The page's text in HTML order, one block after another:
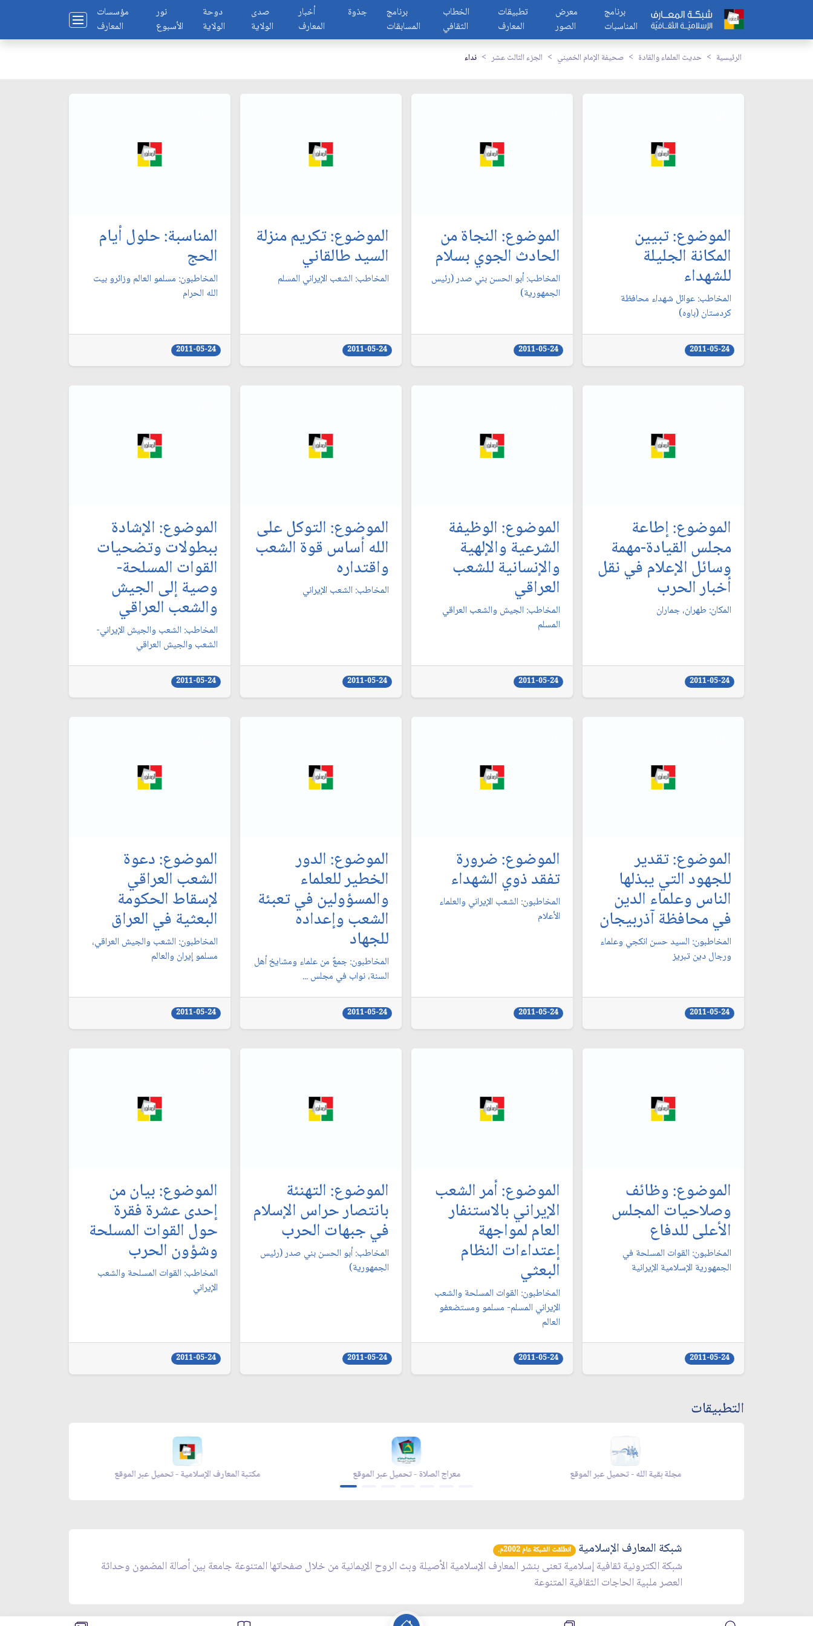
مؤسسات
المعارف
نور
الأسبوع
دوحة
الولاية
صدى
الولاية
أخبار
المعارف
جذوة
برنامج
المسابقات
الخطاب
الثقافي
تطبيقات
المعارف
معرض
الصور
برنامج
المناسبات
الرئيسية حديث العلماء والقادة صحيفة الإمام الخميني الجزء الثالث عشر نداء
الموضوع: تبيين
المكانة الجليلة
للشهداء
المخاطب: عوائل شهداء محافظة
كردستان (باوه)
2011-05-24
الموضوع: النجاة من
الحادث الجوي بسلام‏
المخاطب: أبو الحسن بني صدر (رئيس
الجمهورية)
2011-05-24
الموضوع: تكريم منزلة
السيد طالقاني‏
المخاطب: الشعب الإيراني المسلم‏
2011-05-24
المناسبة: حلول أيام
الحج‏
المخاطبون: مسلمو العالم وزائرو بيت
الله الحرام‏
2011-05-24
الموضوع: إطاعة
مجلس القيادة-مهمة
وسائل الإعلام في نقل
أخبار الحرب
المكان: طهران، جماران‏
2011-05-24
الموضوع: الوظيفة
الشرعية والإلهية
والإنسانية للشعب
العراقي‏
المخاطب: الجيش والشعب العراقي
المسلم‏
2011-05-24
الموضوع: التوكل على
الله أساس قوة الشعب
واقتداره‏
المخاطب: الشعب الإيراني‏
2011-05-24
الموضوع: الإشادة
ببطولات وتضحيات
القوات المسلحة-
وصية إلى الجيش
والشعب العراقي‏
المخاطب: الشعب والجيش الإيراني-
الشعب والجيش العراقي‏
2011-05-24
الموضوع: تقدير
للجهود التي يبذلها
الناس وعلماء الدين
في محافظة آذربيجان‏
المخاطبون: السيد حسن انكجي وعلماء
ورجال دين تبريز
2011-05-24
الموضوع: ضرورة
تفقد ذوي الشهداء
المخاطبون: الشعب الإيراني والعلماء
الأعلام‏
2011-05-24
الموضوع: الدور
الخطير للعلماء
والمسؤولين في تعبئة
الشعب وإعداده
للجهاد
المخاطبون: جمعٌ من علماء ومشايخ أهل
السنة، نواب في مجلس ...
2011-05-24
الموضوع: دعوة
الشعب العراقي
لإسقاط الحكومة
البعثية في العراق‏
المخاطبون: الشعب والجيش العراقي،
مسلمو إيران والعالم‏
2011-05-24
الموضوع: وظائف
وصلاحيات المجلس
الأعلى للدفاع‏
المخاطبون: القوات المسلحة في
الجمهورية الإسلامية الإيرانية
2011-05-24
الموضوع: أمر الشعب
الإيراني بالاستنفار
العام لمواجهة
إعتداءات النظام
البعثي‏
المخاطبون: القوات المسلحة والشعب
الإيراني المسلم- مسلمو ومستضعفو
العالم‏
2011-05-24
الموضوع: التهنئة
بانتصار حراس الإسلام
في جبهات الحرب‏
المخاطب: أبو الحسن بني صدر (رئيس
الجمهورية)
2011-05-24
الموضوع: بيان من
إحدى عشرة فقرة
حول القوات المسلحة
وشؤون الحرب‏
المخاطب: القوات المسلحة والشعب
الإيراني‏
2011-05-24
التطبيقات
مكتبة المعارف الإسلامية - تحميل عبر الموقع معراج الصلاة - تحميل عبر الموقع مجلة بقية الله - تحميل عبر الموقع
شبكة المعارف الإسلامية انطلقت الشبكة عام 2002م.
شبكة الكترونية ثقافية إسلامية تعنى بنشر المعارف الإسلامية الأصيلة وبث الروح الإيمانية من خلال صفحاتها المتنوعة جامعة بين أصالة المضمون وحداثة
العصر ملبية الحاجات الثقافية المتنوعة